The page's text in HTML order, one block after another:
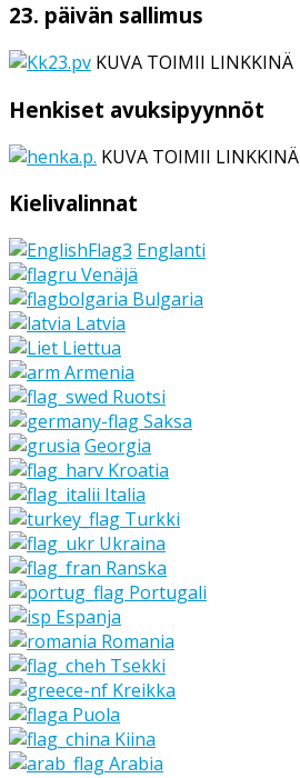
23. päivän sallimus
KUVA TOIMII LINKKINÄ
Henkiset avuksipyynnöt
KUVA TOIMII LINKKINÄ
Kielivalinnat
Englanti
Venäjä
Bulgaria
Latvia
Liettua
Armenia
Ruotsi
Saksa
Georgia
Kroatia
Italia
Turkki
Ukraina
Ranska
Portugali
Espanja
Romania
Tsekki
Kreikka
Puola
Kiina
Arabia